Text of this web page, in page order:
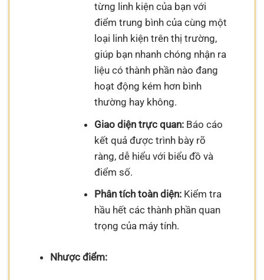
từng linh kiện của bạn với
điểm trung bình của cùng một
loại linh kiện trên thị trường,
giúp bạn nhanh chóng nhận ra
liệu có thành phần nào đang
hoạt động kém hơn bình
thường hay không.
Giao diện trực quan:Báo cáo
kết quả được trình bày rõ
ràng, dễ hiểu với biểu đồ và
điểm số.
Phân tích toàn diện:Kiểm tra
hầu hết các thành phần quan
trọng của máy tính.
Nhược điểm: